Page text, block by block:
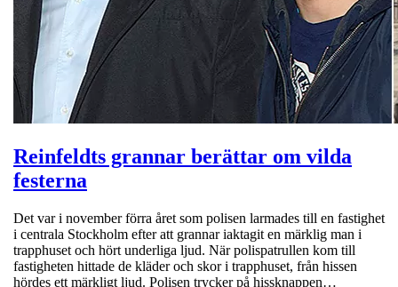
Reinfeldts grannar berättar om vilda
festerna
Det var i november förra året som polisen larmades till en fastighet
i centrala Stockholm efter att grannar iaktagit en märklig man i
trapphuset och hört underliga ljud. När polispatrullen kom till
fastigheten hittade de kläder och skor i trapphuset, från hissen
hördes ett märkligt ljud. Polisen trycker på hissknappen…